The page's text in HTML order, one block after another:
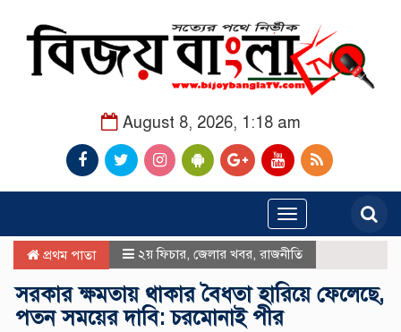
August 8, 2026, 1:18 am
Toggle
navigation
প্রথম পাতা ২য় ফিচার জেলার খবর রাজনীতি
সরকার ক্ষমতায় থাকার বৈধতা হারিয়ে ফেলেছে,
পতন সময়ের দাবি: চরমোনাই পীর